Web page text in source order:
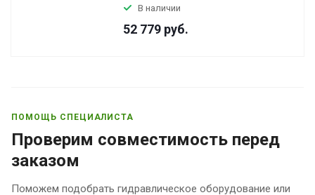
В наличии
52 779 руб.
ПОМОЩЬ СПЕЦИАЛИСТА
Проверим совместимость перед
заказом
Поможем подобрать гидравлическое оборудование или